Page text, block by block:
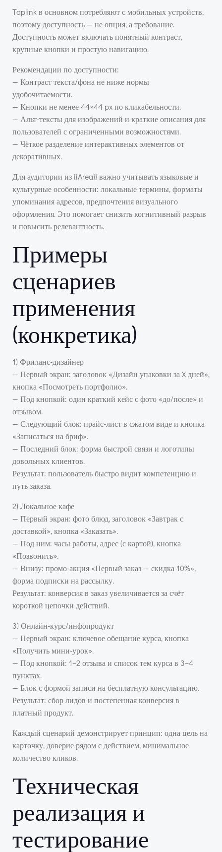
Taplink в основном потребляют с мобильных устройств,
поэтому доступность — не опция, а требование.
Доступность может включать понятный контраст,
крупные кнопки и простую навигацию.
Рекомендации по доступности:
— Контраст текста/фона не ниже нормы
удобочитаемости.
— Кнопки не менее 44×44 px по кликабельности.
— Альт-тексты для изображений и краткие описания для
пользователей с ограниченными возможностями.
— Чёткое разделение интерактивных элементов от
декоративных.
Для аудитории из {{Area}} важно учитывать языковые и
культурные особенности: локальные термины, форматы
упоминания адресов, предпочтения визуального
оформления. Это помогает снизить когнитивный разрыв
и повысить релевантность.
Примеры
сценариев
применения
(конкретика)
1) Фриланс-дизайнер
— Первый экран: заголовок «Дизайн упаковки за X дней»,
кнопка «Посмотреть портфолио».
— Под кнопкой: один краткий кейс с фото «до/после» и
отзывом.
— Следующий блок: прайс-лист в сжатом виде и кнопка
«Записаться на бриф».
— Последний блок: форма быстрой связи и логотипы
довольных клиентов.
Результат: пользователь быстро видит компетенцию и
путь заказа.
2) Локальное кафе
— Первый экран: фото блюд, заголовок «Завтрак с
доставкой», кнопка «Заказать».
— Под ним: часы работы, адрес (с картой), кнопка
«Позвонить».
— Внизу: промо-акция «Первый заказ — скидка 10%»,
форма подписки на рассылку.
Результат: конверсия в заказ увеличивается за счёт
короткой цепочки действий.
3) Онлайн-курс/инфопродукт
— Первый экран: ключевое обещание курса, кнопка
«Получить мини-урок».
— Под кнопкой: 1–2 отзыва и список тем курса в 3–4
пунктах.
— Блок с формой записи на бесплатную консультацию.
Результат: сбор лидов и постепенная конверсия в
платный продукт.
Каждый сценарий демонстрирует принцип: одна цель на
карточку, доверие рядом с действием, минимальное
количество кликов.
Техническая
реализация и
тестирование